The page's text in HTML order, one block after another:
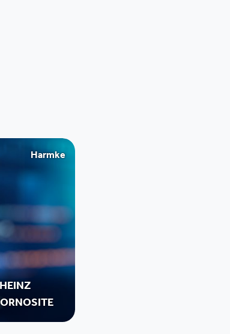
Harmke